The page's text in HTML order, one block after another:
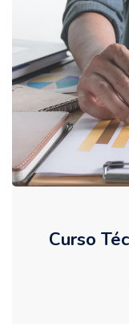
Curso